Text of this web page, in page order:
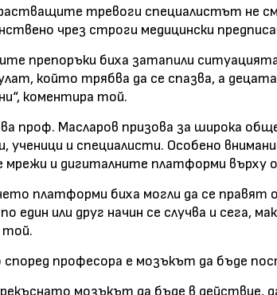
тревоги специалистът не
чрез строги медицински
препоръки биха затапили
който трябва да се спазва, а
коментира той.
проф. Масларов призова за широка
ученици и специалисти. Особено
мрежи и дигиталните платформи върху
платформи биха могли да се правят
един или друг начин се случва и сега,
той.
професора е мозъкът да бъде
мозъкът да бъде в действие,